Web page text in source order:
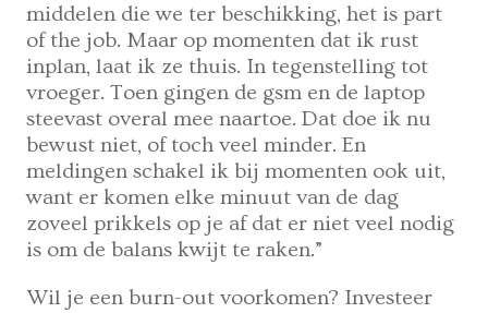
middelen die we ter beschikking, het is part
of the job. Maar op momenten dat ik rust
inplan, laat ik ze thuis. In tegenstelling tot
vroeger. Toen gingen de gsm en de laptop
steevast overal mee naartoe. Dat doe ik nu
bewust niet, of toch veel minder. En
meldingen schakel ik bij momenten ook uit,
want er komen elke minuut van de dag
zoveel prikkels op je af dat er niet veel nodig
is om de balans kwijt te raken.”
Wil je een burn-out voorkomen? Investeer